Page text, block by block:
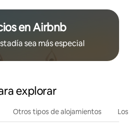
en Airbnb
sea más especial
explorar
Otros tipos de alojamientos